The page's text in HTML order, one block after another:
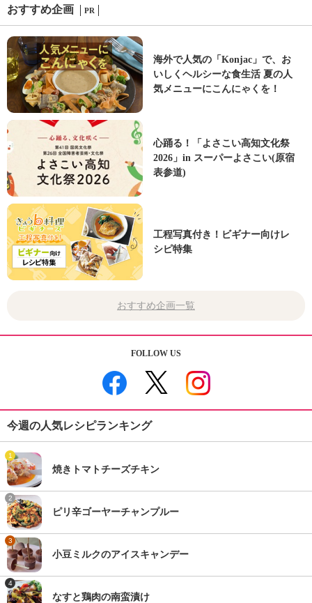
おすすめ企画 PR
海外で人気の「Konjac」で、お
いしくヘルシーな食生活 夏の人
気メニューにこんにゃくを！
心踊る！「よさこい高知文化祭
2026」in スーパーよさこい(原宿
表参道)
工程写真付き！ビギナー向けレ
シピ特集
おすすめ企画一覧
FOLLOW US
今週の人気レシピランキング
1
焼きトマトチーズチキン
2
ピリ辛ゴーヤーチャンプルー
3
小豆ミルクのアイスキャンデー
4
なすと鶏肉の南蛮漬け